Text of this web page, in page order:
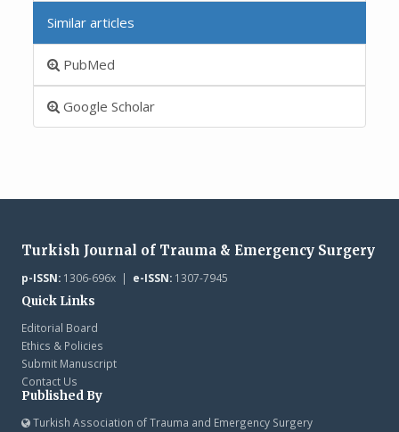
Similar articles
PubMed
Google Scholar
Turkish Journal of Trauma & Emergency Surgery
p-ISSN:1306-696x | e-ISSN:1307-7945
Quick Links
Editorial Board
Ethics & Policies
Submit Manuscript
Contact Us
Published By
Turkish Association of Trauma and Emergency Surgery